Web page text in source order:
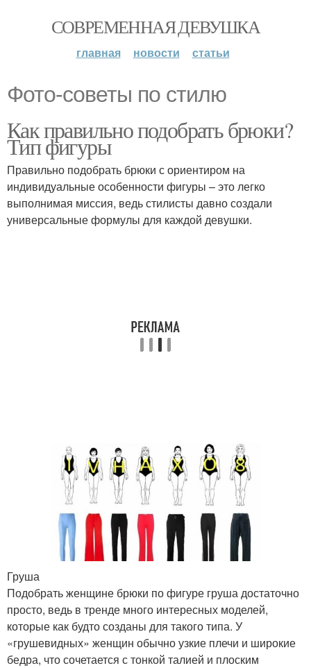
СОВРЕМЕННАЯ ДЕВУШКА
главная новости статьи
Фото-советы по стилю
Как правильно подобрать брюки?
Тип фигуры
Правильно подобрать брюки с ориентиром на
индивидуальные особенности фигуры – это легко
выполнимая миссия, ведь стилисты давно создали
универсальные формулы для каждой девушки.
Груша
Подобрать женщине брюки по фигуре груша достаточно
просто, ведь в тренде много интересных моделей,
которые как будто созданы для такого типа. У
«грушевидных» женщин обычно узкие плечи и широкие
бедра, что сочетается с тонкой талией и плоским